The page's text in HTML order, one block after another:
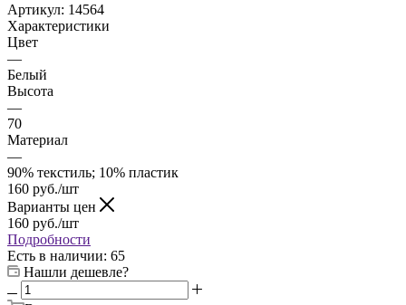
Артикул: 14564
Характеристики
Цвет
—
Белый
Высота
—
70
Материал
—
90% текстиль; 10% пластик
160 руб./шт
Варианты цен
160 руб./шт
Подробности
Есть в наличии: 65
Нашли дешевле?